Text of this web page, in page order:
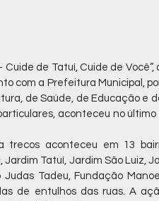
de Tatuí, Cuide de Você”,
com a Prefeitura Municipal,
de Saúde, de Educação e
aconteceu no último
aconteceu em 13
Jardim Tatuí, Jardim São Luiz,
Tadeu, Fundação
de entulhos das ruas. A